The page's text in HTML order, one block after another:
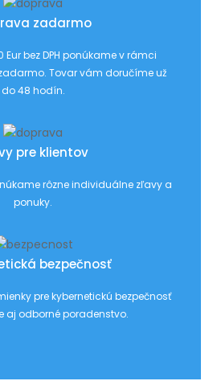
zadarmo
Eur bez DPH ponúkame v rámci
Tovar vám doručíme už
do 48 hodín.
pre klientov
rôzne individuálne zľavy a
ponuky.
bezpečnosť
pre kybernetickú bezpečnosť
aj odborné poradenstvo.